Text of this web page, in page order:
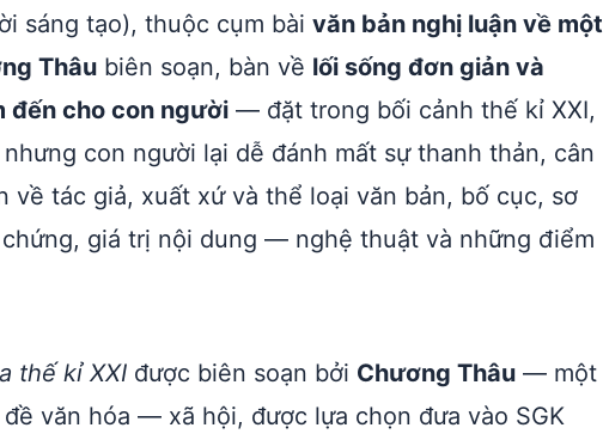
sáng tạo), thuộc cụm bài văn bản nghị luận về một
Thâu biên soạn, bàn về lối sống đơn giản và
đến cho con người — đặt trong bối cảnh thế kỉ XXI,
con người lại dễ đánh mất sự thanh thản, cân
tác giả, xuất xứ và thể loại văn bản, bố cục, sơ
giá trị nội dung — nghệ thuật và những điểm
thế kỉ XXI được biên soạn bởi Chương Thâu — một
văn hóa — xã hội, được lựa chọn đưa vào SGK